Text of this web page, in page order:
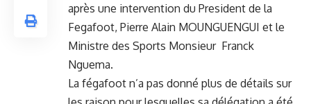
après une intervention du President de la
Fegafoot, Pierre Alain MOUNGUENGUI et le
Ministre des Sports Monsieur Franck
Nguema.
La fégafoot n’a pas donné plus de détails sur